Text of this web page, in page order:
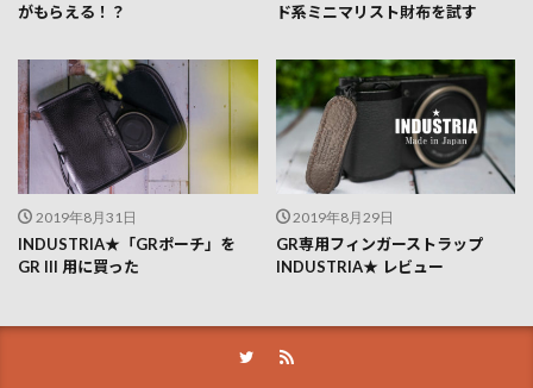
がもらえる！？
ド系ミニマリスト財布を試す
2019年8月31日
INDUSTRIA★「GRポーチ」を
GR III 用に買った
2019年8月29日
GR専用フィンガーストラップ
INDUSTRIA★ レビュー